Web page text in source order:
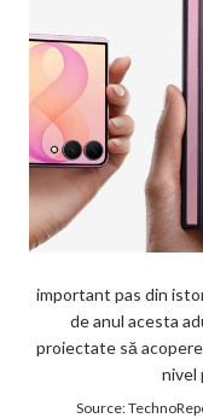
important pas din
de anul acesta
proiectate să
nivel
Source: